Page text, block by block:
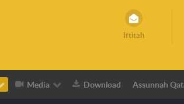
Iftitah
Media Download Assunnah